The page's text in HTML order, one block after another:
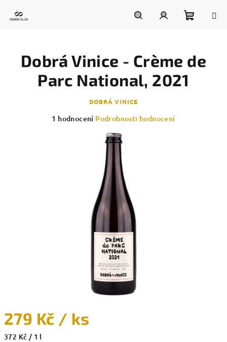
košík
279 Kč / ks
Měrná
372 Kč / 1 l
Dobrá Vinice - Crème de
Parc National, 2021
DOBRÁ VINICE
Průměrné
1 hodnocení Podrobnosti hodnocení